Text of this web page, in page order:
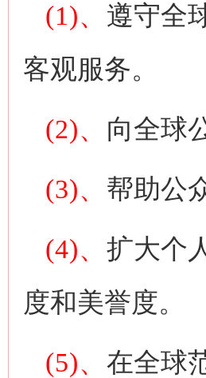
(1)、 遵守全
客观服务。
(2)、 向全球
(3)、 帮助公
(4)、 扩大个
度和美誉度。
(5)、 在全球